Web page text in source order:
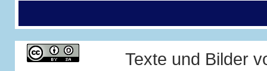
Texte und Bilder